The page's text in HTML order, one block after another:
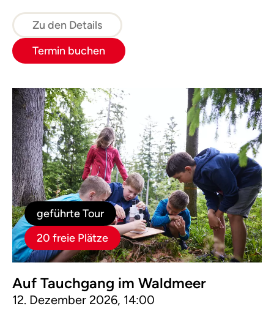
einen herrlichen Rundblick auf über 21
Zweitausender Gipfel.
Zu den Details
Termin buchen
geführte Tour
20 freie Plätze
Auf Tauchgang im Waldmeer
12. Dezember 2026, 14:00